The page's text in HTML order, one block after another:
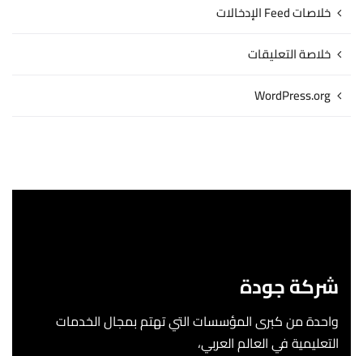
خلاصات Feed الإدخالات
خلاصة التعليقات
WordPress.org
شركة جودة
واحدة من كبرى المؤسسات التي تهتم بمجال الخدمات
التعليمية في العالم العربي،